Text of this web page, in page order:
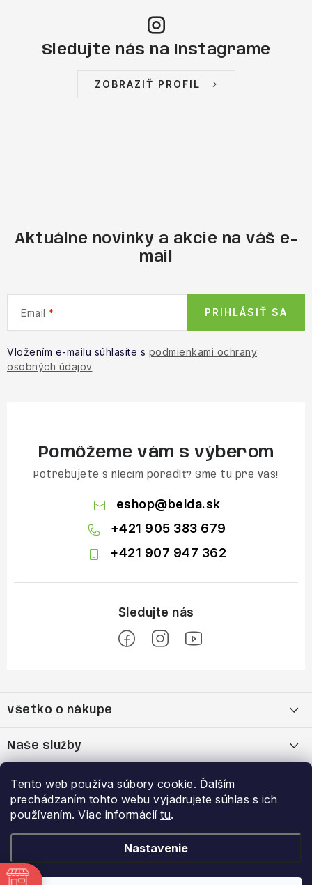
Tento web používa súbory cookie. Ďalším
prechádzaním tohto webu vyjadrujete súhlas s ich
používaním. Viac informácií tu.
Nastavenie
Sledujte nás na Instagrame
ZOBRAZIŤ PROFIL
Aktuálne novinky a akcie na váš e-
mail
Email
Vložením e-mailu súhlasíte s podmienkami ochrany
osobných údajov
PRIHLÁSIŤ SA
Pomôžeme vám s výberom
Potrebujete s niečím poradiť? Sme tu pre vás!
eshop@belda.sk
+421 905 383 679
+421 907 947 362
p
ä
t
Všetko o nákupe
OBCHODNÉ PODMIENKY
Zásady spracovania a ochrany osobných údajov
Reklamačný poriadok
Naše služby
Bootfitting - Tvarovanie Lyžiarok v Nitre
Dynamická analýza chodidla
Požičovňa lyží
Výhody a zľavy
Garancia najnižšej ceny
Prihlásenie